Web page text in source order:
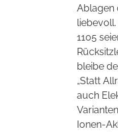
Ablagen
liebevoll.
1105
bleibe
„Statt
auch
Ionen-